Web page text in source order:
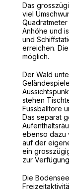
Das
viel
Anhöhe und
und
erreichen.
möglich.
Der Wald
stehen
Fussballtore
Das separat
ebenso dazu
auf der
ein
zur
Die